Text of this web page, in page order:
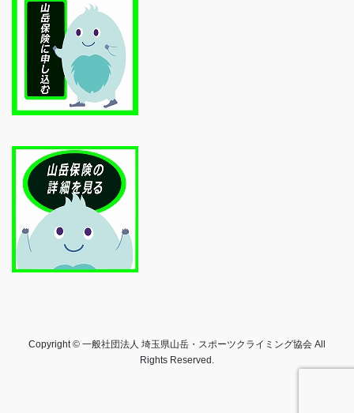
Copyright © 一般社団法人 埼玉県山岳・スポーツクライミング協会 All
Rights Reserved.